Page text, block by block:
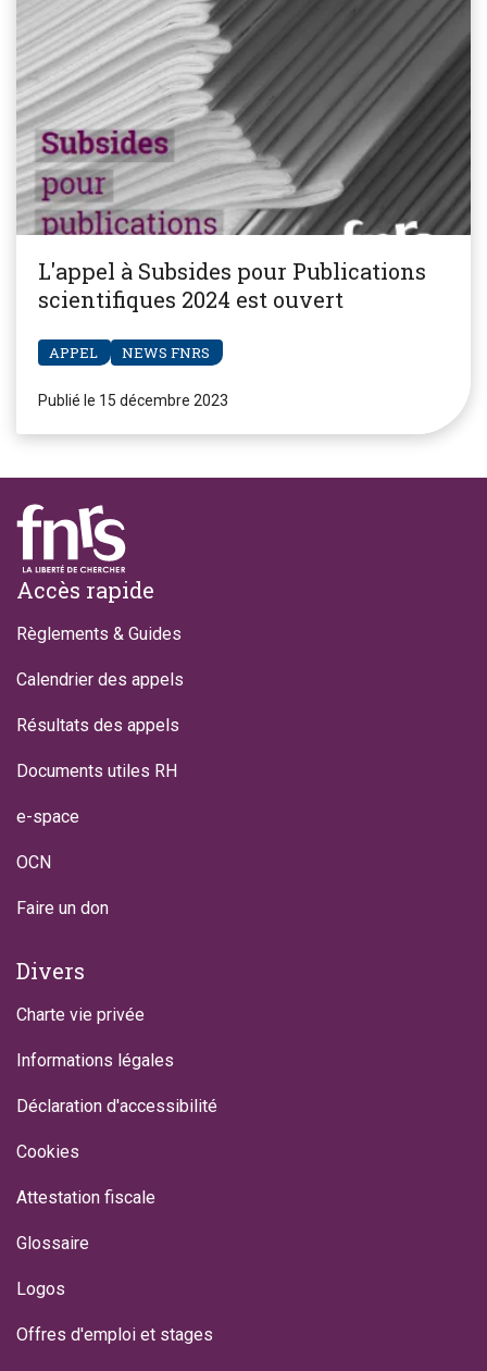
L'appel à Subsides pour Publications
scientifiques 2024 est ouvert
APPEL NEWS FNRS
Publié le 15 décembre 2023
Footer
Accès rapide
Règlements & Guides
Calendrier des appels
Résultats des appels
Documents utiles RH
e-space
OCN
Faire un don
Divers
Charte vie privée
Informations légales
Déclaration d'accessibilité
Cookies
Attestation fiscale
Glossaire
Logos
Offres d'emploi et stages